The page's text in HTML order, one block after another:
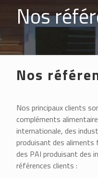
Nos
Nos
Nos principaux clients
compléments
internationale, des
produisant des
des PAI produisant des
références clients :